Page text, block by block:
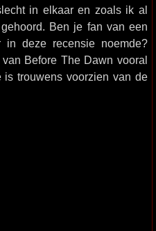
in elkaar en zoals ik al
Ben je fan van een
deze recensie noemde?
Before The Dawn vooral
trouwens voorzien van de